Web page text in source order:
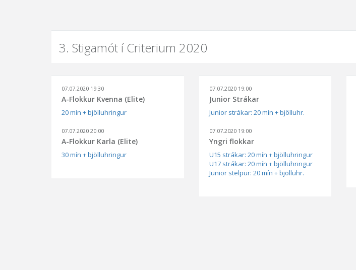
3. Stigamót í Criterium 2020
07.07.2020 19:30
A-Flokkur Kvenna (Elite)
20 mín + bjölluhringur
07.07.2020 20:00
A-Flokkur Karla (Elite)
30 mín + bjölluhringur
07.07.2020 19:00
Junior Strákar
Junior strákar: 20 mín + bjölluhr.
07.07.2020 19:00
Yngri flokkar
U15 strákar: 20 mín + bjölluhringur
U17 strákar: 20 mín + bjölluhringur
Junior stelpur: 20 mín + bjölluhr.